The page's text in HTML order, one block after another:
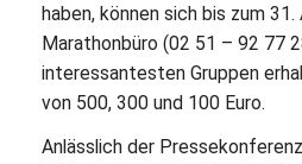
haben, können sich bis zum
Marathonbüro (02 51 – 92 77
interessantesten Gruppen
von 500, 300 und 100 Euro.
Anlässlich der